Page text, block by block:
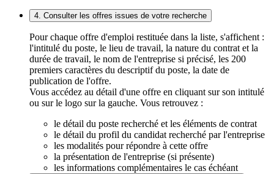
4. Consulter les offres issues de votre recherche
Pour chaque offre d'emploi restituée dans la liste, s'affichent :
l'intitulé du poste, le lieu de travail, la nature du contrat et la
durée de travail, le nom de l'entreprise si précisé, les 200
premiers caractères du descriptif du poste, la date de
publication de l'offre.
Vous accédez au détail d'une offre en cliquant sur son intitulé
ou sur le logo sur la gauche. Vous retrouvez :
le détail du poste recherché et les éléments de contrat
le détail du profil du candidat recherché par l'entreprise
les modalités pour répondre à cette offre
la présentation de l'entreprise (si présente)
les informations complémentaires le cas échéant